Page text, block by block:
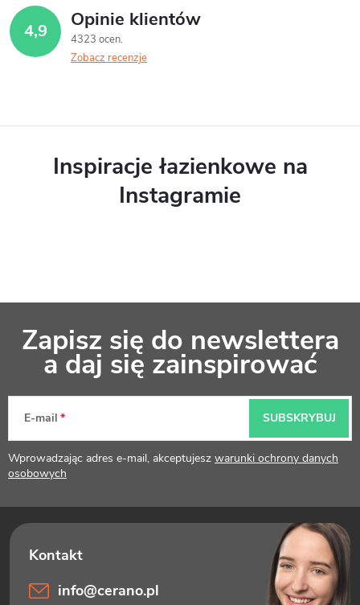
4,9 Opinie klientów
4323 ocen
Zobacz recenzje
Inspiracje łazienkowe na
Instagramie
k
a
Zapisz się do newslettera
a daj się zainspirować
E-mail
Wprowadzając adres e-mail, akceptujesz warunki ochrony danych
osobowych
SUBSKRYBUJ
info@cerano.pl